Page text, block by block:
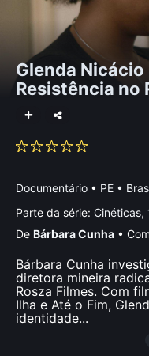
Glenda
Resistência no
Documentário • PE •
Parte da série: Cinéticas,
De Bárbara Cunha • Com
Bárbara Cunha
diretora mineira
Rosza Filmes. Com
Ilha e Até o Fim,
identidade...